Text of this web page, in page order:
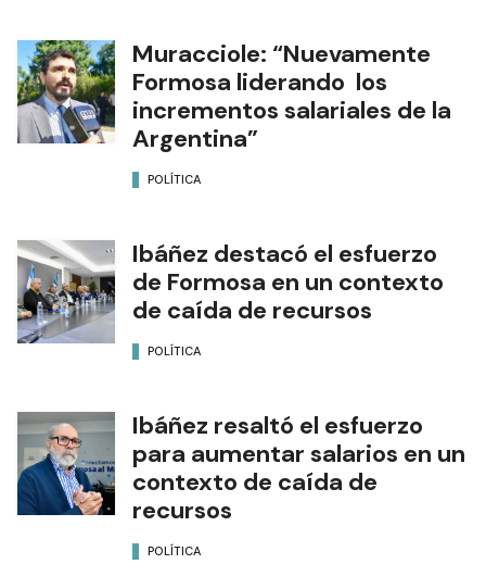
Muracciole: “Nuevamente
Formosa liderando los
incrementos salariales de la
Argentina”
POLÍTICA
Ibáñez destacó el esfuerzo
de Formosa en un contexto
de caída de recursos
POLÍTICA
Ibáñez resaltó el esfuerzo
para aumentar salarios en un
contexto de caída de
recursos
POLÍTICA